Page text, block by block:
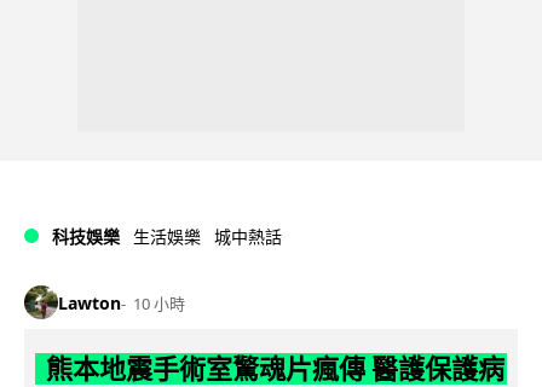
科技娛樂 生活娛樂 城中熱話
Lawton 10 小時
熊本地震手術室驚魂片瘋傳 醫護保護病